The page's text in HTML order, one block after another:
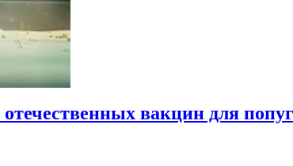
вакцин для